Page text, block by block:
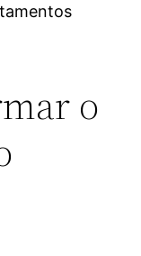
o